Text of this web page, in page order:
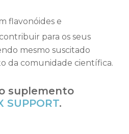
flavonóides e
para os seus
mesmo suscitado
da comunidade científica.
suplemento
SUPPORT.